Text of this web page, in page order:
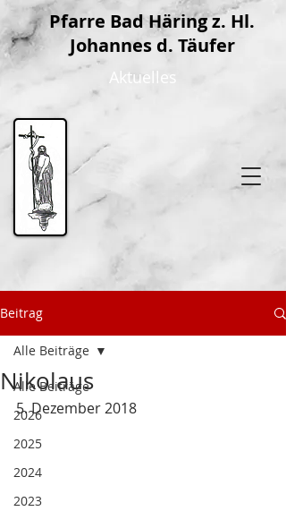
Pfarre Bad Häring z. Hl.
Johannes d. Täufer
Aktuelles
Beitrag
Alle Beiträge
2026
2025
2024
2023
Alle Beiträge
Nikolaus
5. Dezember 2018